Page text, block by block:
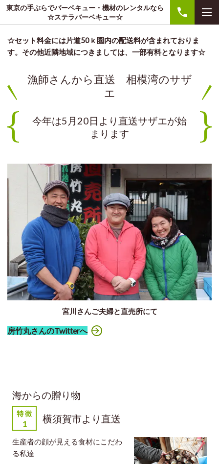
東京の手ぶらでバーベキュー・機材のレンタルなら
☆ステラバーベキュー☆
☆セット料金には片道50ｋ圏内の配送料が含まれておりま
す。その他近隣地域につきましては、一部有料となります☆
漁師さんから直送 相模湾のサザ
エ
今年は5月20日より直送サザエが始
まります
宮川さんご夫婦と直売所にて
房竹丸さんのTwitterへ
海からの贈り物
横須賀市より直送
生産者の顔が見える食材にこだわ
る私達